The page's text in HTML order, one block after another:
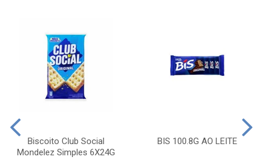
Biscoito Club Social
Mondelez Simples 6X24G
BIS 100.8G AO LEITE